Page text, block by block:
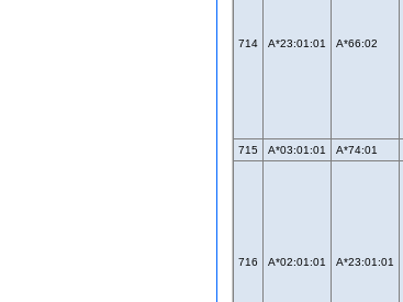
714 A*23:01:01 A*66:02
715 A*03:01:01 A*74:01
716 A*02:01:01 A*23:01:01